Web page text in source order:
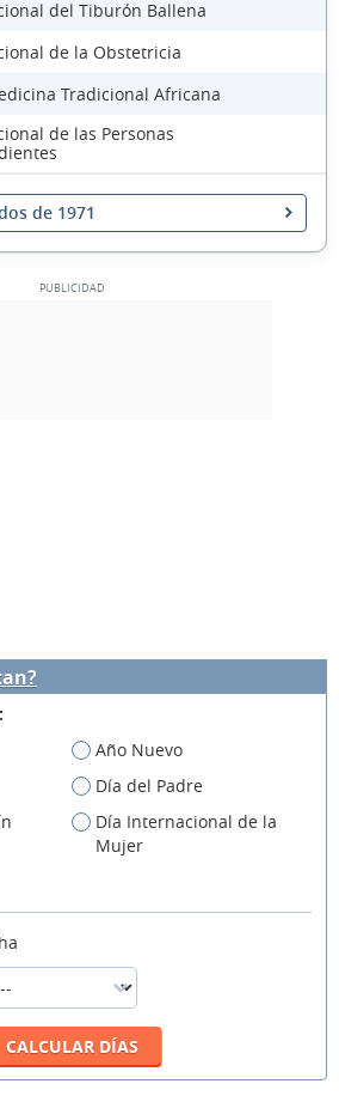
del Tiburón Ballena
de la Obstetricia
Tradicional Africana
de las Personas
de 1971
Año Nuevo
Día del Padre
Día Internacional de la
Mujer